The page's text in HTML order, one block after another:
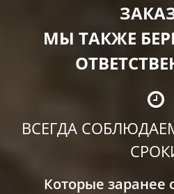
МЫ ТАКЖЕ
ВСЕГДА
Которые заранее